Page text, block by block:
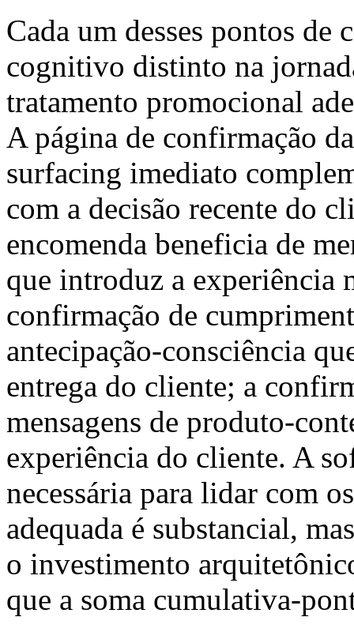
Cada um desses pontos de
cognitivo distinto na
tratamento promocional
A página de confirmação
surfacing imediato
com a decisão recente do
encomenda beneficia de
que introduz a experiência
confirmação de
antecipação-consciência
entrega do cliente; a
mensagens de produto-
experiência do cliente. A
necessária para lidar com
adequada é substancial,
o investimento
que a soma cumulativa-